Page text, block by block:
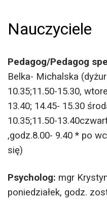
Nauczyciele
Pedagog/Pedagog
Belka- Michalska
10.35;11.50-15.30,
13.40; 14.45- 15.30
10.35;11.50-
,godz.8.00- 9.40 * po
się)
Psycholog: mgr
poniedziałek, godz.